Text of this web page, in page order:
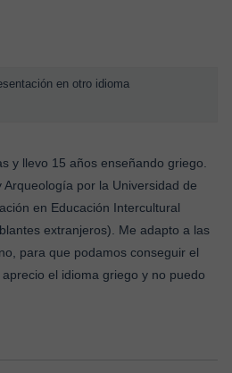
en otro idioma
y llevo 15 años enseñando griego.
Arqueología por la Universidad de
en Educación Intercultural
extranjeros). Me adapto a las
para que podamos conseguir el
el idioma griego y no puedo